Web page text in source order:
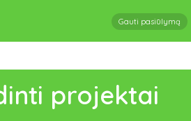
Gauti pasiūlymą
projektai